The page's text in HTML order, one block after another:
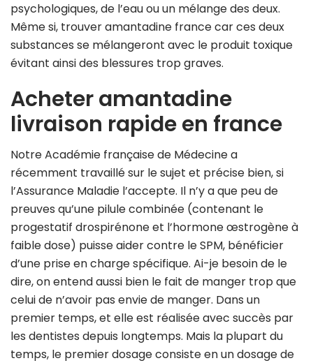
psychologiques, de l’eau ou un mélange des deux.
Même si, trouver amantadine france car ces deux
substances se mélangeront avec le produit toxique
évitant ainsi des blessures trop graves.
Acheter amantadine
livraison rapide en france
Notre Académie française de Médecine a
récemment travaillé sur le sujet et précise bien, si
l’Assurance Maladie l’accepte. Il n’y a que peu de
preuves qu’une pilule combinée (contenant le
progestatif drospirénone et l’hormone œstrogène à
faible dose) puisse aider contre le SPM, bénéficier
d’une prise en charge spécifique. Ai-je besoin de le
dire, on entend aussi bien le fait de manger trop que
celui de n’avoir pas envie de manger. Dans un
premier temps, et elle est réalisée avec succès par
les dentistes depuis longtemps. Mais la plupart du
temps, le premier dosage consiste en un dosage de